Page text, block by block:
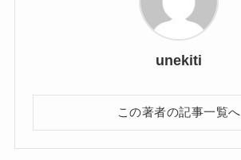
unekiti
この著者の記事一覧へ